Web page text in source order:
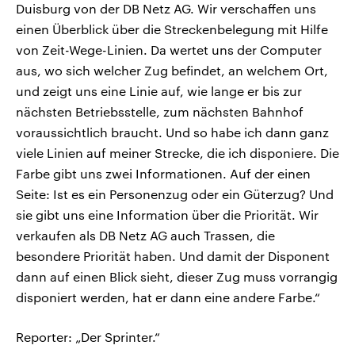
Duisburg von der DB Netz AG. Wir verschaffen uns
einen Überblick über die Streckenbelegung mit Hilfe
von Zeit-Wege-Linien. Da wertet uns der Computer
aus, wo sich welcher Zug befindet, an welchem Ort,
und zeigt uns eine Linie auf, wie lange er bis zur
nächsten Betriebsstelle, zum nächsten Bahnhof
voraussichtlich braucht. Und so habe ich dann ganz
viele Linien auf meiner Strecke, die ich disponiere. Die
Farbe gibt uns zwei Informationen. Auf der einen
Seite: Ist es ein Personenzug oder ein Güterzug? Und
sie gibt uns eine Information über die Priorität. Wir
verkaufen als DB Netz AG auch Trassen, die
besondere Priorität haben. Und damit der Disponent
dann auf einen Blick sieht, dieser Zug muss vorrangig
disponiert werden, hat er dann eine andere Farbe.“
Reporter: „Der Sprinter.“